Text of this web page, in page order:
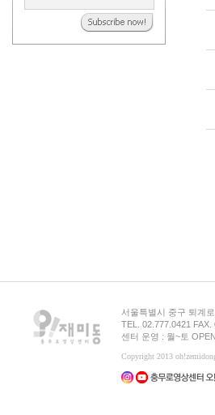
서울특별시 중구 퇴계
TEL. 02.777.0421
센터 운영 : 월~토
Copyright 2013